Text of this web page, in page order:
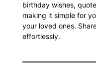
birthday wishes,
making it simple for
your loved ones.
effortlessly.